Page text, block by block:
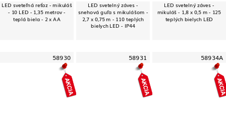
LED sveteľná reťaz - mikuláš
- 10 LED - 1,35 metrov -
teplá biela - 2 x AA
LED svetelný záves -
snehová guľa s mikulášom -
2,7 x 0,75 m - 110 teplých
bielych LED - IP44
LED svetelný záves -
mikuláš - 1,8 x 0,5 m - 125
teplých bielych LED
58930 58931 58934A